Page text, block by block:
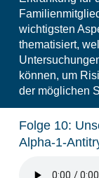
wichtigsten
thematisiert,
können, um
der möglichen
Folge 10:
Alpha-1-